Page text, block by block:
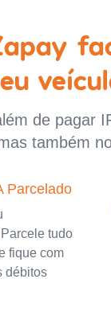
de pagar
também
Parcelado
tudo
fique com
débitos